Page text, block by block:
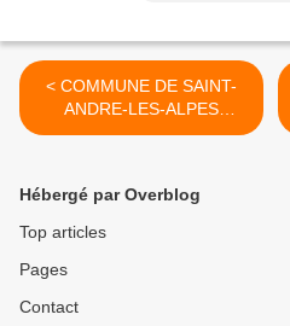
< COMMUNE DE SAINT-
ANDRE-LES-ALPES
SEANCE DU CONSEIL
Hébergé par Overblog
Top articles
Pages
Contact